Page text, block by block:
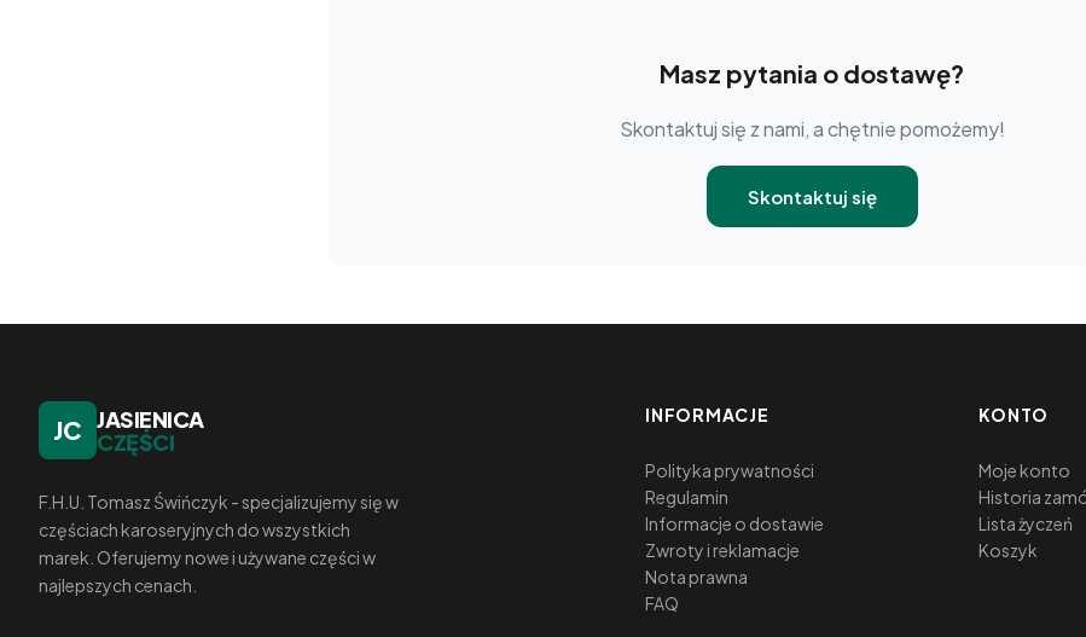
Masz pytania o dostawę?
Skontaktuj się z nami, a chętnie pomożemy!
Skontaktuj się
JC JASIENICA
CZĘŚCI
F.H.U. Tomasz Świńczyk - specjalizujemy się w
częściach karoseryjnych do wszystkich
marek. Oferujemy nowe i używane części w
najlepszych cenach.
INFORMACJE
Polityka prywatności
Regulamin
Informacje o dostawie
Zwroty i reklamacje
Nota prawna
FAQ
KONTO
Moje konto
Historia
Lista życzeń
Koszyk